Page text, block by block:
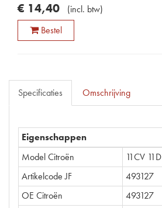
€ 14,40 (incl. btw)
Bestel
Specificaties Omschrijving
Eigenschappen
Model Citroën
11CV 11D
Artikelcode JF
493127
OE Citroën
493127